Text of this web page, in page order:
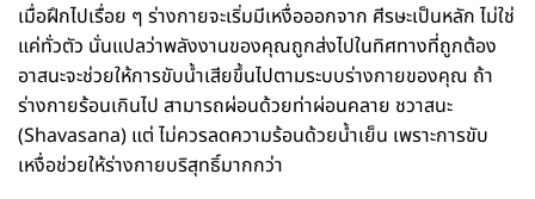
เมื่อฝึกไปเรื่อย ๆ ร่างกายจะเริ่มมีเหงื่อออกจาก ศีรษะเป็นหลัก ไม่ใช่
แค่ทั่วตัว นั่นแปลว่าพลังงานของคุณถูกส่งไปในทิศทางที่ถูกต้อง
อาสนะจะช่วยให้การขับน้ำเสียขึ้นไปตามระบบร่างกายของคุณ ถ้า
ร่างกายร้อนเกินไป สามารถผ่อนด้วยท่าผ่อนคลาย ชวาสนะ
(Shavasana) แต่ ไม่ควรลดความร้อนด้วยน้ำเย็น เพราะการขับ
เหงื่อช่วยให้ร่างกายบริสุทธิ์มากกว่า